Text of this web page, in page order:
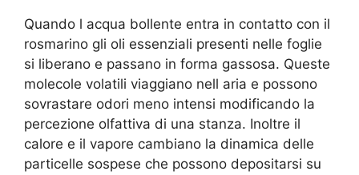
Quando l acqua bollente entra in contatto con il
rosmarino gli oli essenziali presenti nelle foglie
si liberano e passano in forma gassosa. Queste
molecole volatili viaggiano nell aria e possono
sovrastare odori meno intensi modificando la
percezione olfattiva di una stanza. Inoltre il
calore e il vapore cambiano la dinamica delle
particelle sospese che possono depositarsi su